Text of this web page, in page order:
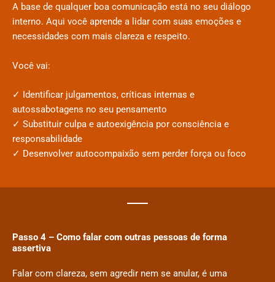
A base de qualquer boa comunicação está no seu diálogo
interno. Aqui você aprende a lidar com suas emoções e
necessidades com mais clareza e respeito.
Você vai:
✓ Identificar julgamentos, críticas internas e
autossabotagens no seu pensamento
✓ Substituir culpa e autoexigência por consciência e
responsabilidade
✓ Desenvolver autocompaixão sem perder força ou foco
Passo 4 – Como falar com outras pessoas de forma
assertiva
Falar com clareza, sem agredir nem se anular, é uma